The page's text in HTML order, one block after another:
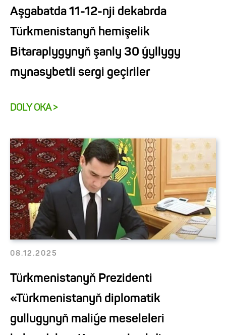
Aşgabatda 11-12-nji dekabrda
Türkmenistanyň hemişelik
Bitaraplygynyň şanly 30 ýyllygy
mynasybetli sergi geçiriler
DOLY OKA >
08.12.2025
Türkmenistanyň Prezidenti
«Türkmenistanyň diplomatik
gullugynyň maliýe meseleleri